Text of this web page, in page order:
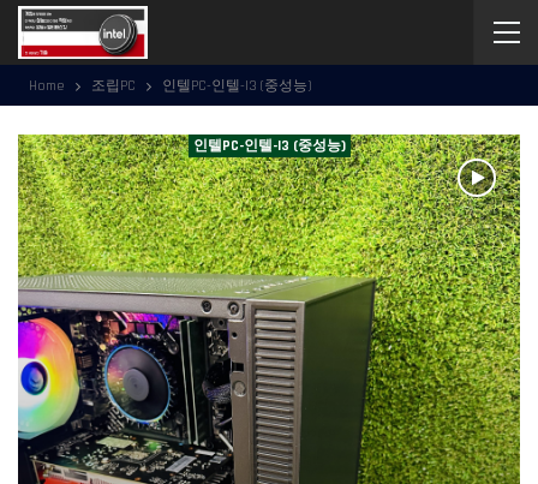
Home 조립PC 인텔PC-인텔-I3 (중성능)
인텔PC-인텔-I3 (중성능)